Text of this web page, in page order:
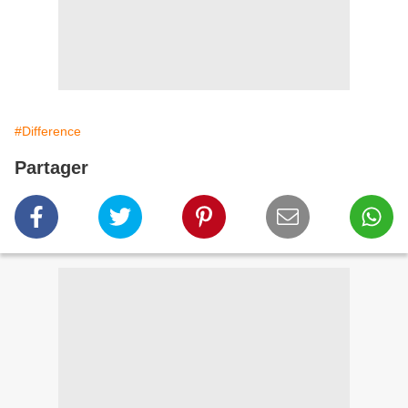
#Difference
Partager